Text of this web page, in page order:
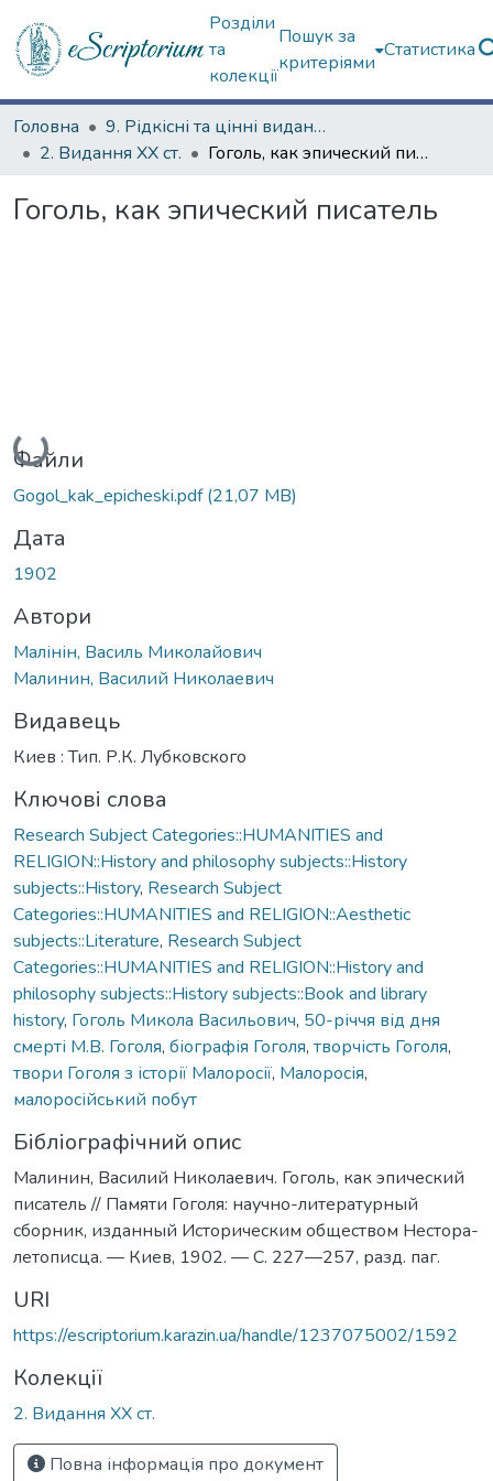
Розділи
та
колекції
Пошук за
критеріями
Статистика
Головна
9. Рідкісні та цінні видання
2. Видання ХХ ст.
Гоголь, как эпический писатель
Гоголь, как эпический писатель
Вантажиться...
Файли
Gogol_kak_epicheski.pdf(21,07 MB)
Дата
1902
Автори
Малінін, Василь Миколайович
Малинин, Василий Николаевич
Видавець
Киев : Тип. Р.К. Лубковского
Ключові слова
Research Subject Categories::HUMANITIES and
RELIGION::History and philosophy subjects::History
subjects::History, Research Subject
Categories::HUMANITIES and RELIGION::Aesthetic
subjects::Literature, Research Subject
Categories::HUMANITIES and RELIGION::History and
philosophy subjects::History subjects::Book and library
history, Гоголь Микола Васильович, 50-річчя від дня
смерті М.В. Гоголя, біографія Гоголя, творчість Гоголя,
твори Гоголя з історії Малоросії, Малоросія,
малоросійський побут
Бібліографічний опис
Малинин, Василий Николаевич. Гоголь, как эпический
писатель // Памяти Гоголя: научно-литературный
сборник, изданный Историческим обществом Нестора-
летописца. — Киев, 1902. — С. 227—257, разд. паг.
URI
https://escriptorium.karazin.ua/handle/1237075002/1592
Колекції
2. Видання ХХ ст.
Повна інформація про документ